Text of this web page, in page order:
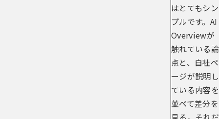
はとてもシン
プルです。AI
Overviewが
触れている論
点と、自社ペ
ージが説明し
ている内容を
並べて差分を